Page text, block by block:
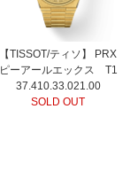
【TISSOT/ティソ】 PRX
ピーアールエックス T1
37.410.33.021.00
SOLD OUT